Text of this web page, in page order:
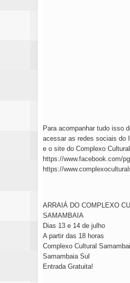
Para acompanhar tudo isso
acessar as redes sociais do
e o site do Complexo
https://www.facebook.com/
https://www.
ARRAIÁ DO COMPLEXO
SAMAMBAIA
Dias 13 e 14 de julho
A partir das 18 horas
Complexo Cultural
Samambaia Sul
Entrada Gratuita!